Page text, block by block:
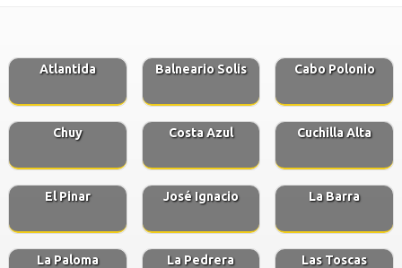
Atlantida Balneario Solis Cabo Polonio
Chuy Costa Azul Cuchilla Alta
El Pinar José Ignacio La Barra
La Paloma La Pedrera Las Toscas